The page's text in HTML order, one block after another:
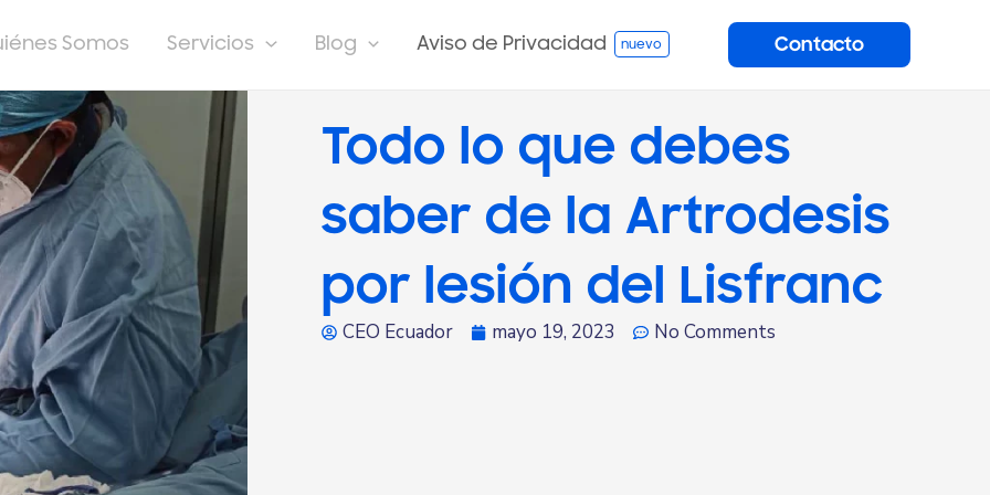
Somos Servicios Blog Aviso de Privacidad Contacto
Todo lo que debes
saber de la Artrodesis
por lesión del Lisfranc
CEO Ecuador mayo 19, 2023 No Comments